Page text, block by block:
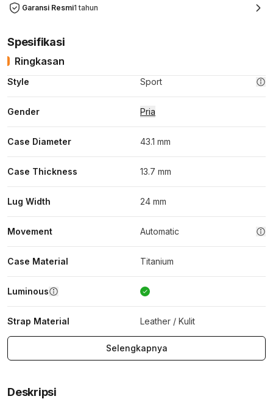
Garansi Resmi1 tahun
Spesifikasi
Ringkasan
Style Sport
Gender Pria
Case Diameter 43.1 mm
Case Thickness 13.7 mm
Lug Width 24 mm
Movement Automatic
Case Material Titanium
Luminous
Strap Material Leather / Kulit
Selengkapnya
Deskripsi